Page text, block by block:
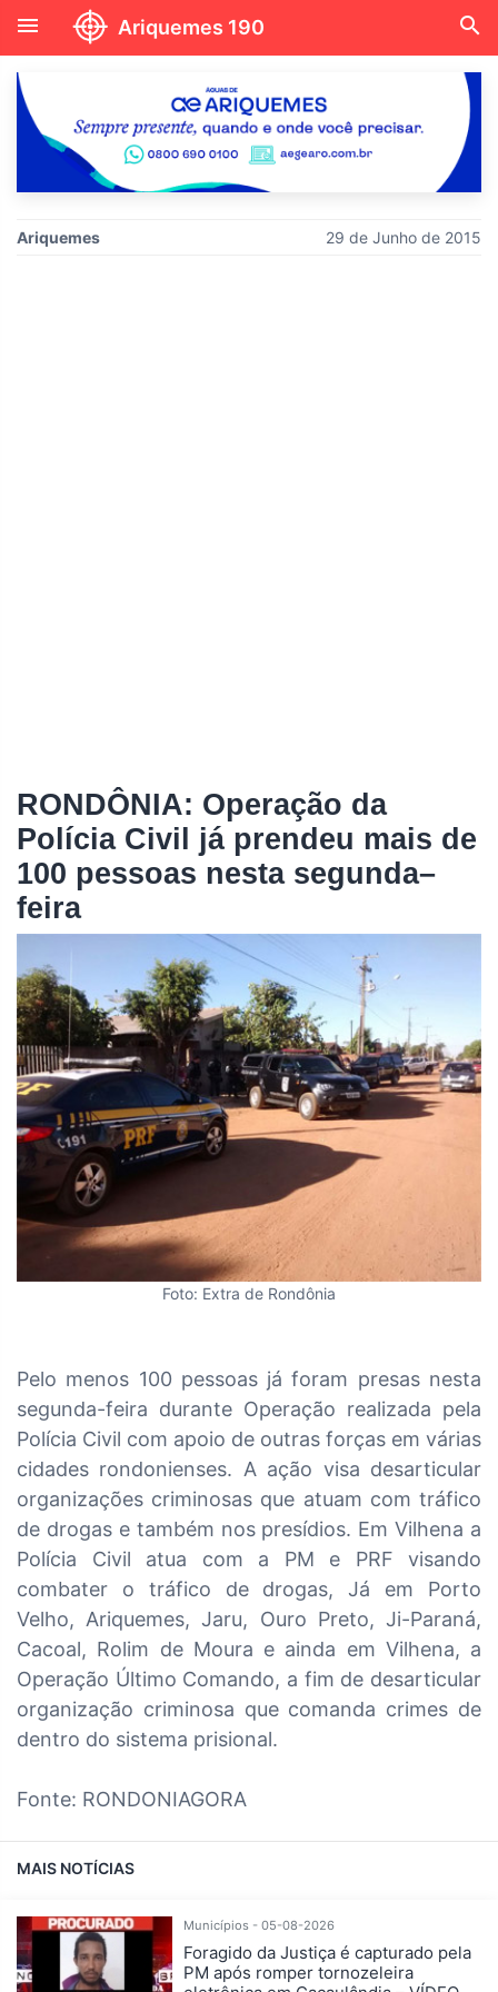
menu Ariquemes 190 search
Ariquemes 29 de Junho de 2015
RONDÔNIA: Operação da
Polícia Civil já prendeu mais de
100 pessoas nesta segunda–
feira
Foto: Extra de Rondônia
Pelo menos 100 pessoas já foram presas nesta
segunda-feira durante Operação realizada pela
Polícia Civil com apoio de outras forças em várias
cidades rondonienses. A ação visa desarticular
organizações criminosas que atuam com tráfico
de drogas e também nos presídios. Em Vilhena a
Polícia Civil atua com a PM e PRF visando
combater o tráfico de drogas, Já em Porto
Velho, Ariquemes, Jaru, Ouro Preto, Ji-Paraná,
Cacoal, Rolim de Moura e ainda em Vilhena, a
Operação Último Comando, a fim de desarticular
organização criminosa que comanda crimes de
dentro do sistema prisional.
Fonte: RONDONIAGORA
MAIS NOTÍCIAS
Municípios - 05-08-2026
Foragido da Justiça é capturado pela
PM após romper tornozeleira